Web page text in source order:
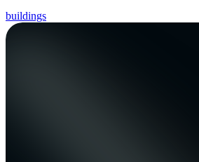
buildings